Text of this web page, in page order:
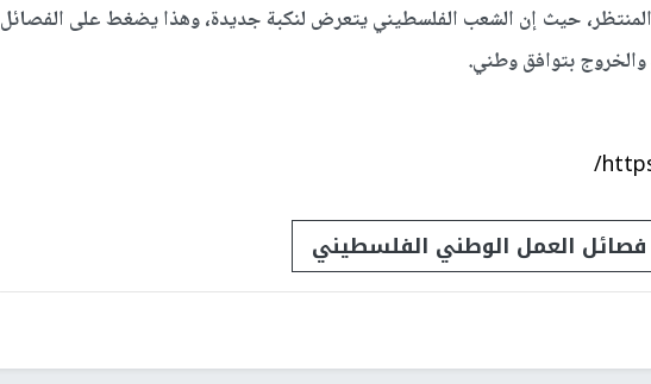
حيث إن الشعب الفلسطيني يتعرض لنكبة جديدة، وهذا يضغط على الفصائل
والخروج بتوافق وطني.
فصائل العمل الوطني الفلسطيني